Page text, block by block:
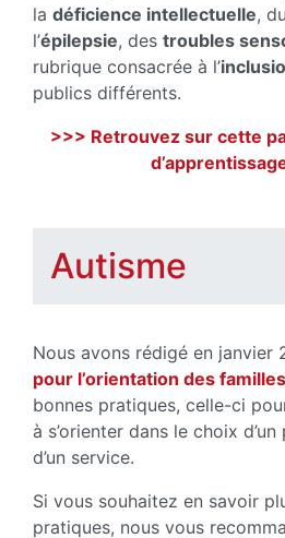
la déficience intellectuelle, du
l’épilepsie, des troubles
rubrique consacrée à l’
publics différents.
>>> Retrouvez sur cette
Autisme
Nous avons rédigé en janvier
pour l’orientation des familles
bonnes pratiques, celle-ci
à s’orienter dans le choix
d’un service.
Si vous souhaitez en savoir
pratiques, nous vous